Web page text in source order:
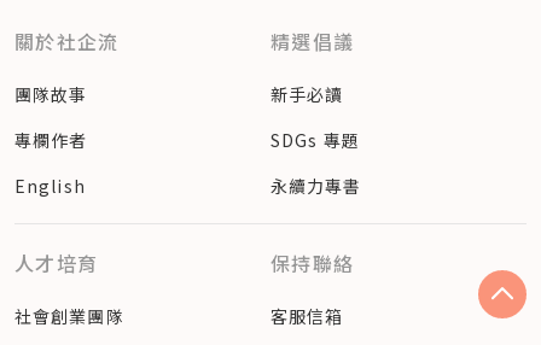
關於社企流
團隊故事
專欄作者
English
精選倡議
新手必讀
SDGs 專題
永續力專書
人才培育
社會創業團隊
保持聯絡
客服信箱